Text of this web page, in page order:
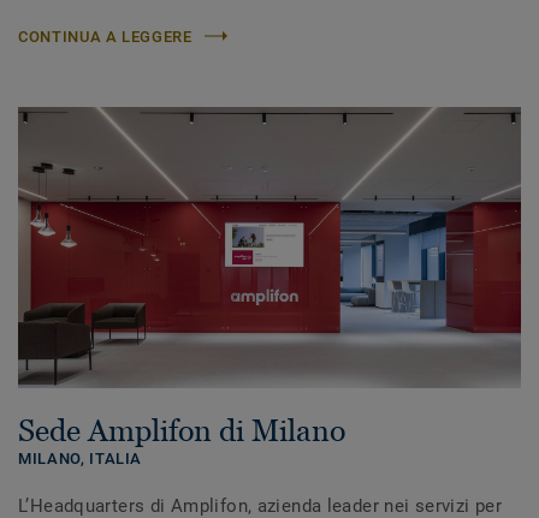
CONTINUA A LEGGERE
Sede Amplifon di Milano
MILANO, ITALIA
L’Headquarters di Amplifon, azienda leader nei servizi per